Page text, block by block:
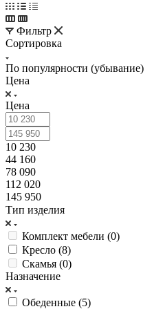
Фильтр
Сортировка
По популярности (убывание)
Цена
Цена
10 230
44 160
78 090
112 020
145 950
Тип изделия
Комплект мебели (0)
Кресло (8)
Скамья (0)
Назначение
Обеденные (5)